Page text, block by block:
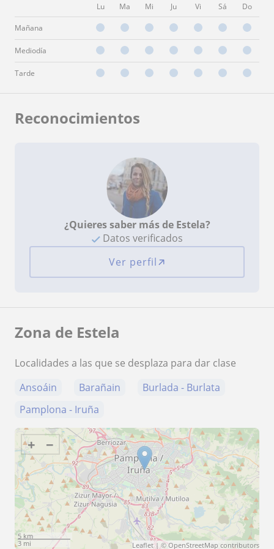
Lu Ma Mi Ju Vi Sá Do
Mañana
Mediodía
Tarde
Reconocimientos
¿Quieres saber más de Estela?
Datos verificados
Ver perfil
Zona de Estela
Localidades a las que se desplaza para dar clase
Ansoáin
Barañain
Burlada - Burlata
Pamplona - Iruña
+ −
5 km
3 mi
Leaflet| © OpenStreetMap contributors